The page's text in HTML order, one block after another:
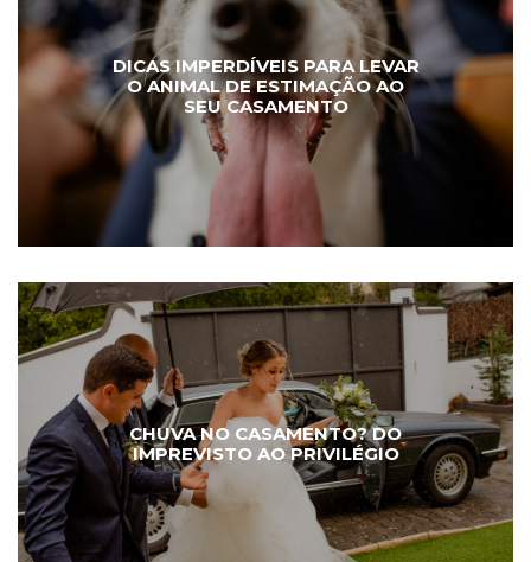
DICAS IMPERDÍVEIS PARA LEVAR
O ANIMAL DE ESTIMAÇÃO AO
SEU CASAMENTO
CHUVA NO CASAMENTO? DO
IMPREVISTO AO PRIVILÉGIO